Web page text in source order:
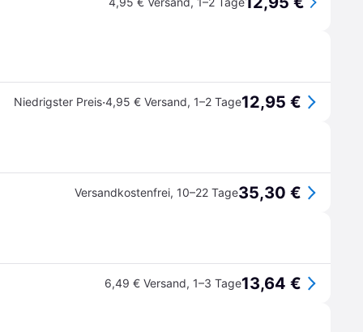
Niedrigster Preis·4,95 € Versand, 1–2 Tage12,95 €
Versandkostenfrei, 10–22 Tage35,30 €
6,49 € Versand, 1–3 Tage13,64 €